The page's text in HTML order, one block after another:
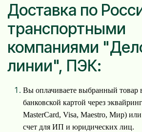
Доставка по
транспортными
компаниями
линии", ПЭК:
Вы оплачиваете выбранный товар
банковской картой через
MasterCard, Visa, Maestro, Мир) или
счет для ИП и юридических лиц.